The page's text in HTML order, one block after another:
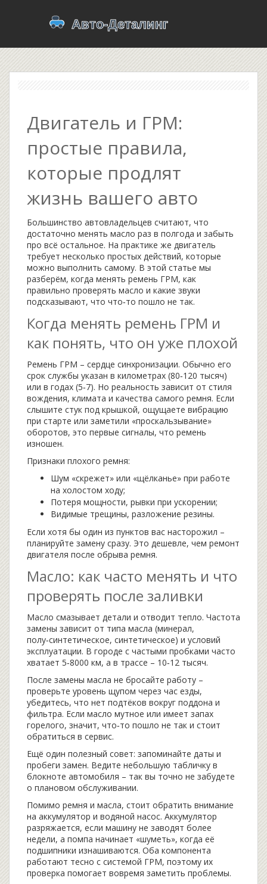
Двигатель и ГРМ:
простые правила,
которые продлят
жизнь вашего авто
Большинство автовладельцев считают, что
достаточно менять масло раз в полгода и забыть
про всё остальное. На практике же двигатель
требует несколько простых действий, которые
можно выполнить самому. В этой статье мы
разберём, когда менять ремень ГРМ, как
правильно проверять масло и какие звуки
подсказывают, что что‑то пошло не так.
Когда менять ремень ГРМ и
как понять, что он уже плохой
Ремень ГРМ – сердце синхронизации. Обычно его
срок службы указан в километрах (80‑120 тысяч)
или в годах (5‑7). Но реальность зависит от стиля
вождения, климата и качества самого ремня. Если
слышите стук под крышкой, ощущаете вибрацию
при старте или заметили «проскальзывание»
оборотов, это первые сигналы, что ремень
изношен.
Признаки плохого ремня:
Шум «скрежет» или «щёлканье» при работе
на холостом ходу;
Потеря мощности, рывки при ускорении;
Видимые трещины, разложение резины.
Если хотя бы один из пунктов вас насторожил –
планируйте замену сразу. Это дешевле, чем ремонт
двигателя после обрыва ремня.
Масло: как часто менять и что
проверять после заливки
Масло смазывает детали и отводит тепло. Частота
замены зависит от типа масла (минерал,
полу‑синтетическое, синтетическое) и условий
эксплуатации. В городе с частыми пробками часто
хватает 5‑8000 км, а в трассе – 10‑12 тысяч.
После замены масла не бросайте работу –
проверьте уровень щупом через час езды,
убедитесь, что нет подтёков вокруг поддона и
фильтра. Если масло мутное или имеет запах
горелого, значит, что‑то пошло не так и стоит
обратиться в сервис.
Ещё один полезный совет: запоминайте даты и
пробеги замен. Ведите небольшую табличку в
блокноте автомобиля – так вы точно не забудете
о плановом обслуживании.
Помимо ремня и масла, стоит обратить внимание
на аккумулятор и водяной насос. Аккумулятор
разряжается, если машину не заводят более
недели, а помпа начинает «шуметь», когда её
подшипники изнашиваются. Оба компонента
работают тесно с системой ГРМ, поэтому их
проверка помогает вовремя заметить проблемы.